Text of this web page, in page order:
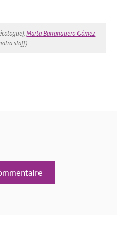
Marta Barranquero Gómez
staff).